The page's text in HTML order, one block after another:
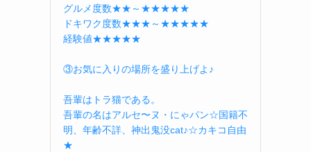
グルメ度数★★～★★★★★
ドキワク度数★★★～★★★★★
経験値★★★★★
③お気に入りの場所を盛り上げよ♪
吾輩はトラ猫である。
吾輩の名はアルセ〜ヌ・にゃパン☆国籍不
明、年齢不詳、神出鬼没cat♪☆カキコ自由
★